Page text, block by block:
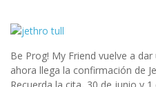
Be Prog! My Friend vuelve a
ahora llega la confirmación de